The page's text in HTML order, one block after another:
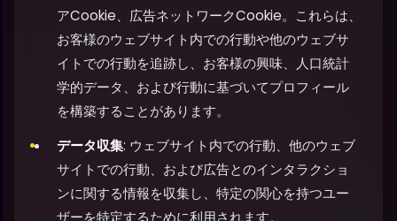
アCookie、広告ネットワークCookie。これらは、
お客様のウェブサイト内での行動や他のウェブサ
イトでの行動を追跡し、お客様の興味、人口統計
学的データ、および行動に基づいてプロフィール
を構築することがあります。
データ収集: ウェブサイト内での行動、他のウェブ
サイトでの行動、および広告とのインタラクショ
ンに関する情報を収集し、特定の関心を持つユー
ザーを特定するために利用されます。